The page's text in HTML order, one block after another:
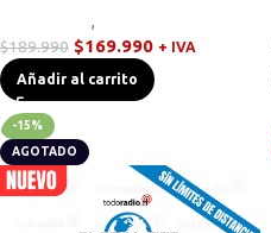
,
$189.990 $169.990 + IVA
Añadir al carrito
-15%
AGOTADO